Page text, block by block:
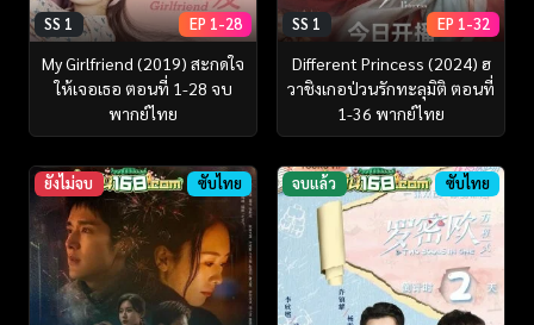
SS 1 EP 1-28
My Girlfriend (2019) สะกดใจ
ให้เจอเธอ ตอนที่ 1-28 จบ
พากย์ไทย
SS 1 EP 1-32
Different Princess (2024) ฮ
วาชิงเกอป่วนรักทะลุมิติ ตอนที่
1-36 พากย์ไทย
ยังไม่จบ ซับไทย จบแล้ว ซับไทย